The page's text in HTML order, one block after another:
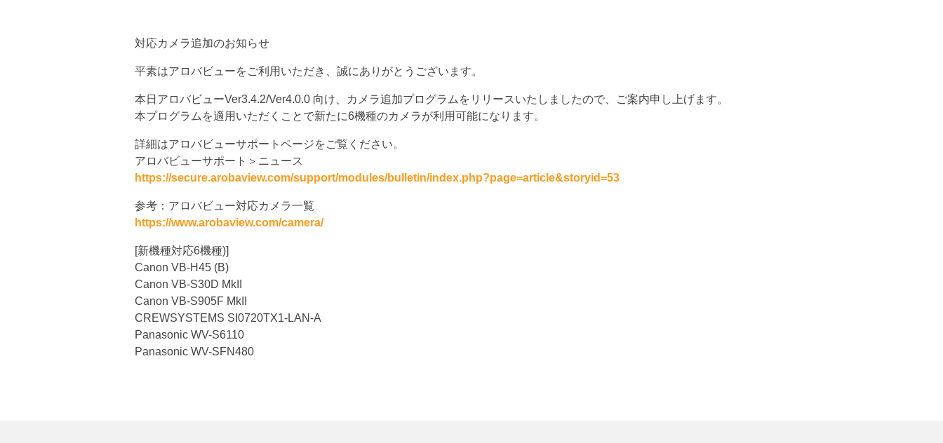
対応カメラ追加のお知らせ
平素はアロバビューをご利用いただき、誠にありがとうございます。
本日アロバビューVer3.4.2/Ver4.0.0 向け、カメラ追加プログラムをリリースいたしましたので、ご案内申し上げます。
本プログラムを適用いただくことで新たに6機種のカメラが利用可能になります。
詳細はアロバビューサポートページをご覧ください。
アロバビューサポート＞ニュース
https://secure.arobaview.com/support/modules/bulletin/index.php?page=article&storyid=53
参考：アロバビュー対応カメラ一覧
https://www.arobaview.com/camera/
[新機種対応6機種)]
Canon VB-H45 (B)
Canon VB-S30D MkII
Canon VB-S905F MkII
CREWSYSTEMS SI0720TX1-LAN-A
Panasonic WV-S6110
Panasonic WV-SFN480